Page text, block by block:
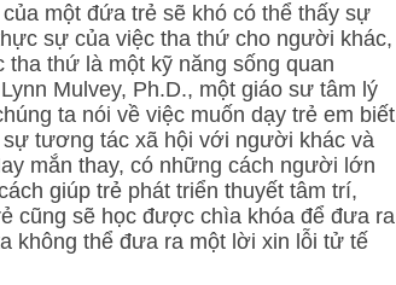
một đứa trẻ sẽ khó có thể thấy sự
sự của việc tha thứ cho người khác,
thứ là một kỹ năng sống quan
Mulvey, Ph.D., một giáo sư tâm lý
ta nói về việc muốn dạy trẻ em biết
tương tác xã hội với người khác và
mắn thay, có những cách người lớn
giúp trẻ phát triển thuyết tâm trí,
cũng sẽ học được chìa khóa để đưa ra
không thể đưa ra một lời xin lỗi tử tế